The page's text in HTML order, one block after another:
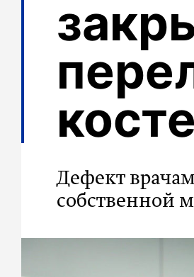
Дефект
собственной